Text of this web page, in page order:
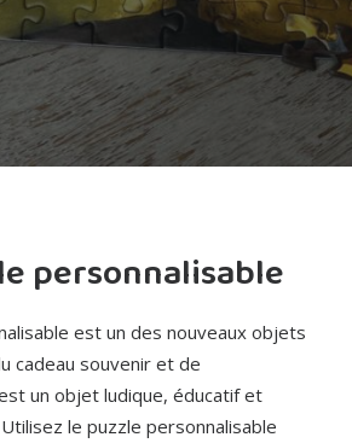
personnalisable
est un des nouveaux objets
cadeau souvenir et de
un objet ludique, éducatif et
le puzzle personnalisable